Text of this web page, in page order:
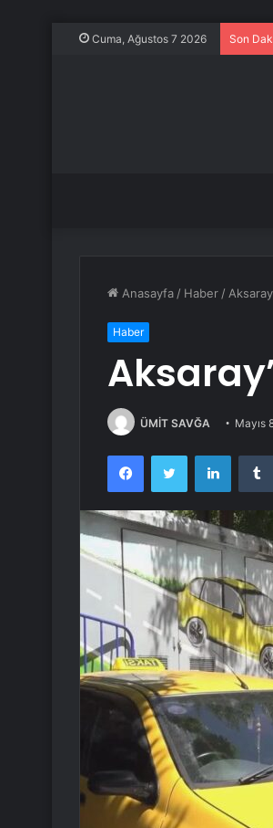
Cuma, Ağustos 7 2026 Son
Anasayfa / Haber /
Haber
ÜMİT SAVĞA Mayıs
FacebookTwitter